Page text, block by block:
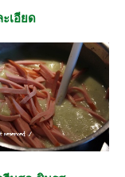
เอียด